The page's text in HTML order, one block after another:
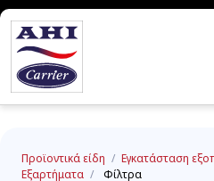
Προϊοντικά είδη / Εγκατάσταση
Εξαρτήματα / Φίλτρα